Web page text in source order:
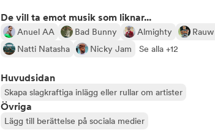
De vill ta emot musik som liknar...
Anuel AA Bad Bunny Almighty
Natti Natasha
Nicky Jam Se alla +12
Huvudsidan
Skapa slagkraftiga inlägg eller rullar om artister
Övriga
Lägg till berättelse på sociala medier